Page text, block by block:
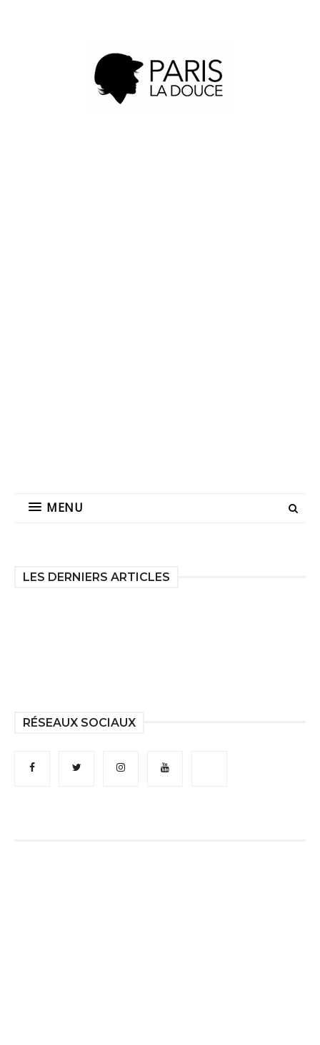
MENU
LES DERNIERS ARTICLES
RÉSEAUX SOCIAUX